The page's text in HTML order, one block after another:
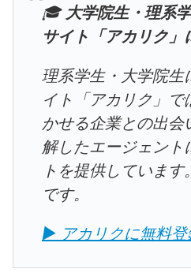
🎓 大学院生・理系
サイト「アカリク」
理系学生・大学院生
イト「アカリク」
かせる企業との出会
解したエージェント
トを提供していま
です。
▶ アカリクに無料登